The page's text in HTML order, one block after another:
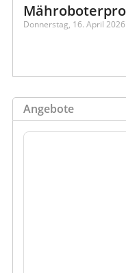
Donnerstag, 16. April
Angebote